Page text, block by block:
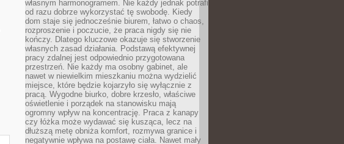
własnym harmonogramem. Nie każdy jednak potrafi
od razu dobrze wykorzystać tę swobodę. Kiedy
dom staje się jednocześnie biurem, łatwo o chaos,
rozproszenie i poczucie, że praca nigdy się nie
kończy. Dlatego kluczowe okazuje się stworzenie
własnych zasad działania. Podstawą efektywnej
pracy zdalnej jest odpowiednio przygotowana
przestrzeń. Nie każdy ma osobny gabinet, ale
nawet w niewielkim mieszkaniu można wydzielić
miejsce, które będzie kojarzyło się wyłącznie z
pracą. Wygodne biurko, dobre krzesło, właściwe
oświetlenie i porządek na stanowisku mają
ogromny wpływ na koncentrację. Praca z kanapy
czy łóżka może wydawać się kusząca, lecz na
dłuższą metę obniża komfort, rozmywa granice i
negatywnie wpływa na postawę ciała. Nawet mały